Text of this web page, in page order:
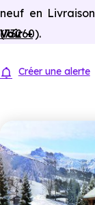
Investir
Ressources
Financer
neuf en
(73260).
Voir +
Créer une alerte